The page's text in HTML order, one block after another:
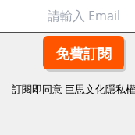
望之舉；二則是
，抹去
為了進一步壓縮
訂閱即同意 巨思文化隱私